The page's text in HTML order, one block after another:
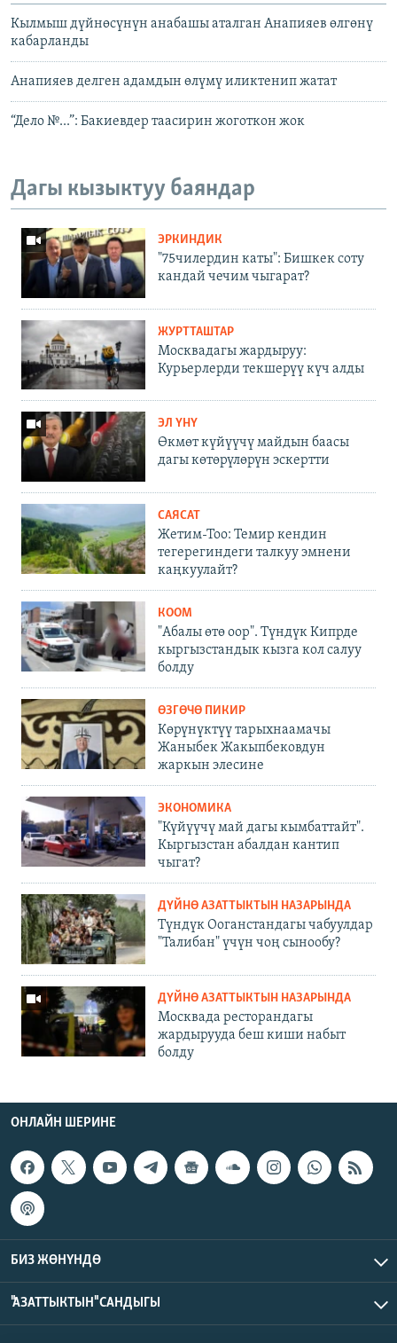
Кылмыш дүйнөсүнүн анабашы аталган Анапияев өлгөнү
кабарланды
Анапияев делген адамдын өлүмү иликтенип жатат
“Дело №...”: Бакиевдер таасирин жоготкон жок
Дагы кызыктуу баяндар
ЭРКИНДИК
"75чилердин каты": Бишкек соту
кандай чечим чыгарат?
ЖУРТТАШТАР
Москвадагы жардыруу:
Курьерлерди текшерүү күч алды
ЭЛ ҮНҮ
Өкмөт күйүүчү майдын баасы
дагы көтөрүлөрүн эскертти
САЯСАТ
Жетим-Тоо: Темир кендин
тегерегиндеги талкуу эмнени
каңкуулайт?
КООМ
"Абалы өтө оор". Түндүк Кипрде
кыргызстандык кызга кол салуу
болду
ӨЗГӨЧӨ ПИКИР
Көрүнүктүү тарыхнаамачы
Жаныбек Жакыпбековдун
жаркын элесине
ЭКОНОМИКА
"Күйүүчү май дагы кымбаттайт".
Кыргызстан абалдан кантип
чыгат?
ДҮЙНӨ АЗАТТЫКТЫН НАЗАРЫНДА
Түндүк Ооганстандагы чабуулдар
"Талибан" үчүн чоң сынообу?
ДҮЙНӨ АЗАТТЫКТЫН НАЗАРЫНДА
Москвада ресторандагы
жардырууда беш киши набыт
болду
ОНЛАЙН ШЕРИНЕ
БИЗ ЖӨНҮНДӨ
"АЗАТТЫКТЫН" САНДЫГЫ